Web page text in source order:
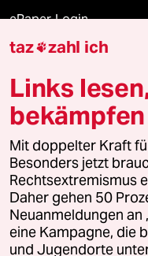
ePaper Login
Downloads für
© 2026 taz Verlags und
Alle Rechte vorbehalten. Bei
wenden Sie sich bitte an
Feedback
Leitlinie Informant
taz zahl ich
Links
bekämpfen
Mit doppelter Kraft
Besonders jetzt
Rechtsextremismus
Daher gehen 50
Neuanmeldungen an
eine Kampagne, die
und Jugendorte